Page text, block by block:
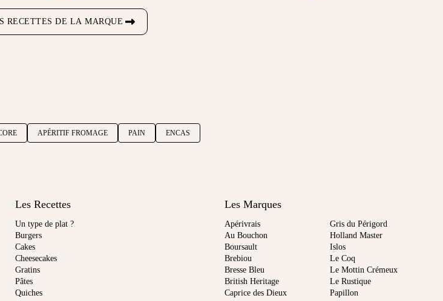
RECETTES DE LA MARQUE
APÉRITIF FROMAGE PAIN ENCAS
Les Recettes
Un type de plat ?
Burgers
Cakes
Cheesecakes
Gratins
Pâtes
Quiches
Les Marques
Apérivrais
Au Bouchon
Boursault
Brebiou
Bresse Bleu
British Heritage
Caprice des Dieux
Gris du Périgord
Holland Master
Islos
Le Coq
Le Mottin Crémeux
Le Rustique
Papillon